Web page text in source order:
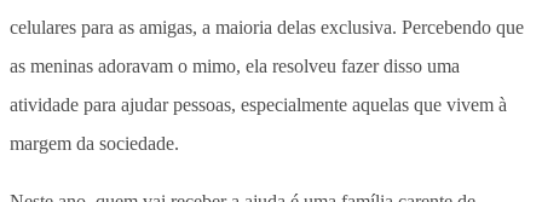
celulares para as amigas, a maioria delas exclusiva. Percebendo que
as meninas adoravam o mimo, ela resolveu fazer disso uma
atividade para ajudar pessoas, especialmente aquelas que vivem à
margem da sociedade.